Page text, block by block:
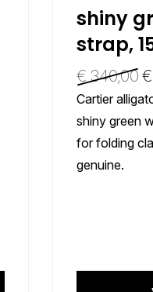
shiny
strap,
€ 340,00 €
Cartier
shiny green
for folding
genuine.